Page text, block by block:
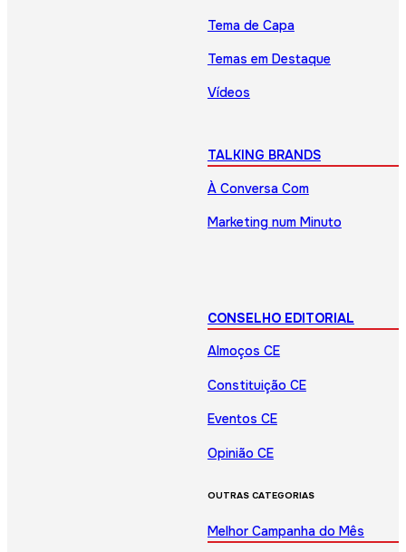
Tema de Capa
Temas em Destaque
Vídeos
TALKING BRANDS
À Conversa Com
Marketing num Minuto
CONSELHO EDITORIAL
Almoços CE
Constituição CE
Eventos CE
Opinião CE
OUTRAS CATEGORIAS
Melhor Campanha do Mês